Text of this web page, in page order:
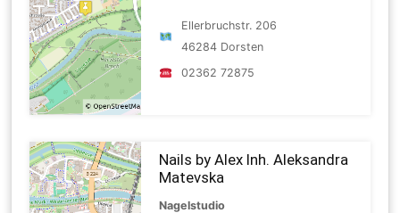
Ellerbruchstr. 206
46284 Dorsten
02362 72875
Nails by Alex Inh. Aleksandra
Matevska
Nagelstudio